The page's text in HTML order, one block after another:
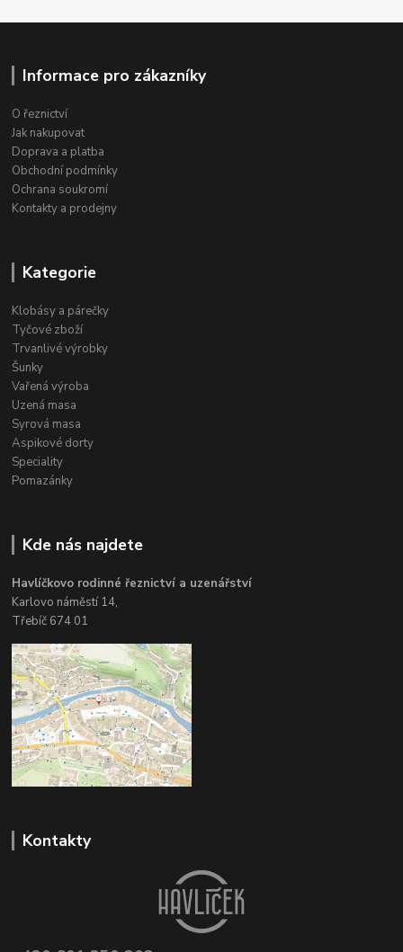
Informace pro zákazníky
O řeznictví
Jak nakupovat
Doprava a platba
Obchodní podmínky
Ochrana soukromí
Kontakty a prodejny
Kategorie
Klobásy a párečky
Tyčové zboží
Trvanlivé výrobky
Šunky
Vařená výroba
Uzená masa
Syrová masa
Aspikové dorty
Speciality
Pomazánky
Kde nás najdete
Havlíčkovo rodinné řeznictví a uzenářství
Karlovo náměstí 14,
Třebíč 674 01
Kontakty